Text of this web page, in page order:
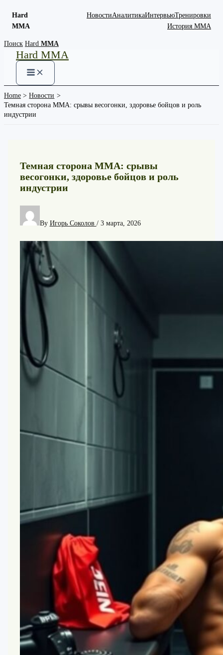
Hard
MMA
НовостиАналитикаИнтервьюТренировки
История ММА
Skip
content
Поиск Hard MMA
Hard MMA
Home
Новости
Темная сторона ММА: срывы весогонки, здоровье бойцов и роль
индустрии
Темная сторона ММА: срывы
весогонки, здоровье бойцов и роль
индустрии
By Игорь Соколов / 3 марта, 2026